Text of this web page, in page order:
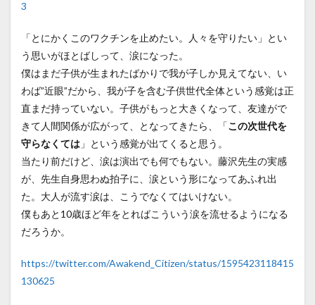
3
「とにかくこのワクチンを止めたい。人々を守りたい」とい
う思いがほとばしって、涙になった。
僕はまだ子供が生まれたばかりで我が子しか見えてない、い
わば”近眼”だから、我が子を含む子供世代全体という感覚は正
直まだ持っていない。子供がもっと大きくなって、友達がで
きて人間関係が広がって、となってきたら、「この次世代を
守らなくては 」という感覚が出てくると思う。
当たり前だけど、涙は演出でも何でもない。藤沢先生の実感
が、先生自身思わぬ拍子に、涙という形になってあふれ出
た。大人が流す涙は、こうでなくてはいけない。
僕もあと10歳ほど年をとればこういう涙を流せるようになる
だろうか。
https://twitter.com/Awakend_Citizen/status/1595423118415
130625